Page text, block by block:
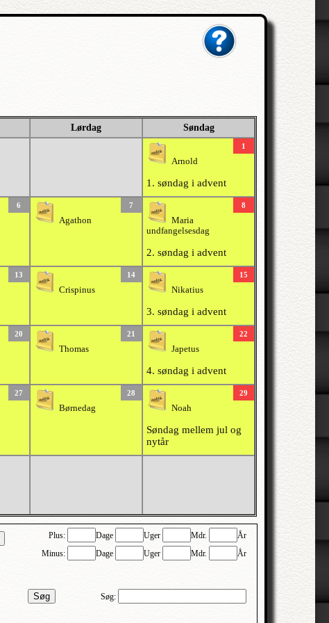
Lørdag Søndag
1
Arnold
1. søndag i advent
6 7
Agathon
8
Maria
undfangelsesdag
2. søndag i advent
13 14
Crispinus
15
Nikatius
3. søndag i advent
20 21
Thomas
22
Japetus
4. søndag i advent
27 28
Børnedag
29
Noah
Søndag mellem jul og
nytår
Plus: Dage Uger Mdr.
År
Minus:
Dage Uger Mdr. År
Søg Søg: